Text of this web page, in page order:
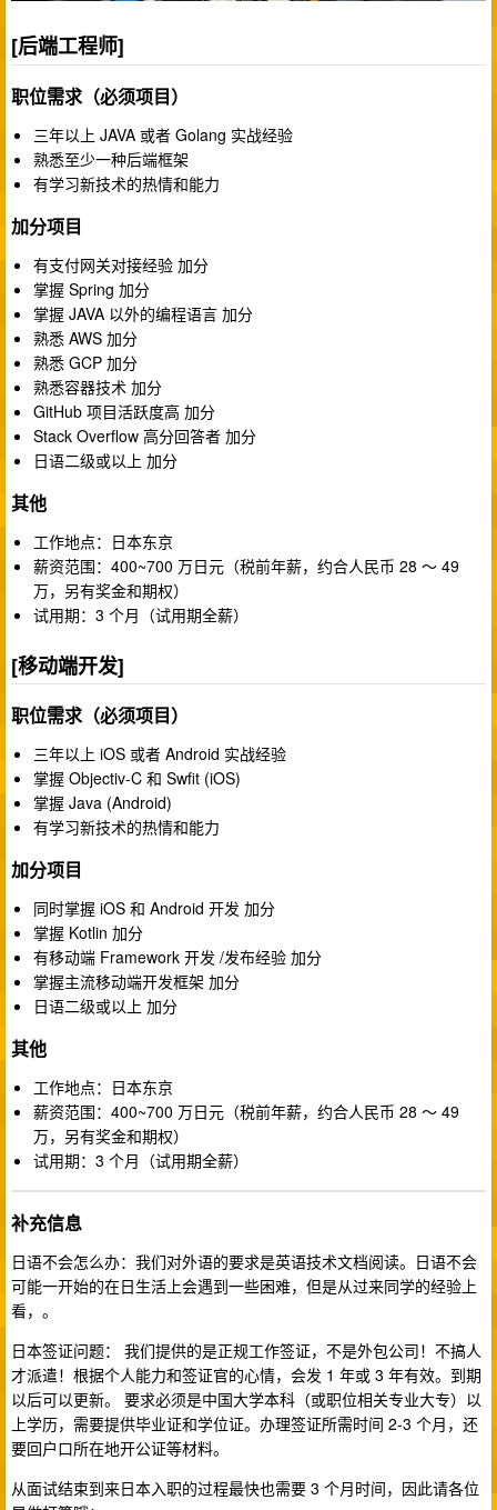
[后端工程师]
职位需求（必须项目）
三年以上 JAVA 或者 Golang 实战经验
熟悉至少一种后端框架
有学习新技术的热情和能力
加分项目
有支付网关对接经验 加分
掌握 Spring 加分
掌握 JAVA 以外的编程语言 加分
熟悉 AWS 加分
熟悉 GCP 加分
熟悉容器技术 加分
GitHub 项目活跃度高 加分
Stack Overflow 高分回答者 加分
日语二级或以上 加分
其他
工作地点：日本东京
薪资范围：400~700 万日元（税前年薪，约合人民币 28 ～ 49
万，另有奖金和期权）
试用期：3 个月（试用期全薪）
[移动端开发]
职位需求（必须项目）
三年以上 iOS 或者 Android 实战经验
掌握 Objectiv-C 和 Swfit (iOS)
掌握 Java (Android)
有学习新技术的热情和能力
加分项目
同时掌握 iOS 和 Android 开发 加分
掌握 Kotlin 加分
有移动端 Framework 开发 /发布经验 加分
掌握主流移动端开发框架 加分
日语二级或以上 加分
其他
工作地点：日本东京
薪资范围：400~700 万日元（税前年薪，约合人民币 28 ～ 49
万，另有奖金和期权）
试用期：3 个月（试用期全薪）
补充信息
日语不会怎么办：我们对外语的要求是英语技术文档阅读。日语不会
可能一开始的在日生活上会遇到一些困难，但是从过来同学的经验上
看，。
日本签证问题： 我们提供的是正规工作签证，不是外包公司！不搞人
才派遣！根据个人能力和签证官的心情，会发 1 年或 3 年有效。到期
以后可以更新。 要求必须是中国大学本科（或职位相关专业大专）以
上学历，需要提供毕业证和学位证。办理签证所需时间 2-3 个月，还
要回户口所在地开公证等材料。
从面试结束到来日本入职的过程最快也需要 3 个月时间，因此请各位